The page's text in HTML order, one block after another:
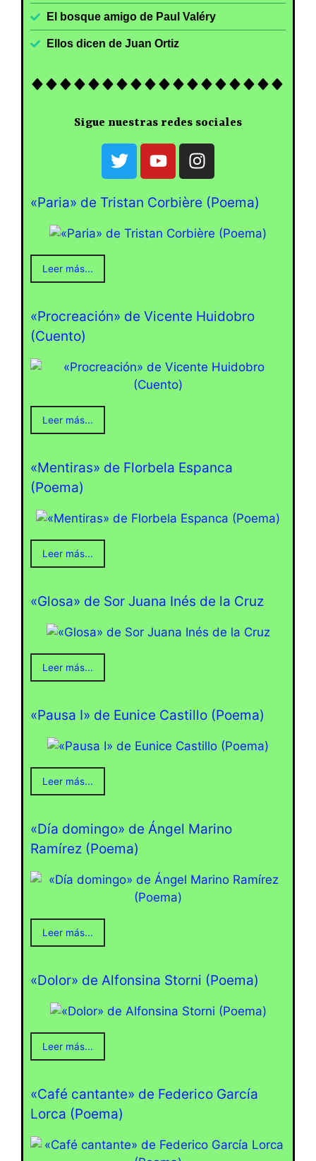
El bosque amigo de Paul Valéry
Ellos dicen de Juan Ortiz
Sigue nuestras redes sociales
«Paria» de Tristan Corbière (Poema)
Leer más...
«Procreación» de Vicente Huidobro
(Cuento)
Leer más...
«Mentiras» de Florbela Espanca
(Poema)
Leer más...
«Glosa» de Sor Juana Inés de la Cruz
Leer más...
«Pausa I» de Eunice Castillo (Poema)
Leer más...
«Día domingo» de Ángel Marino
Ramírez (Poema)
Leer más...
«Dolor» de Alfonsina Storni (Poema)
Leer más...
«Café cantante» de Federico García
Lorca (Poema)